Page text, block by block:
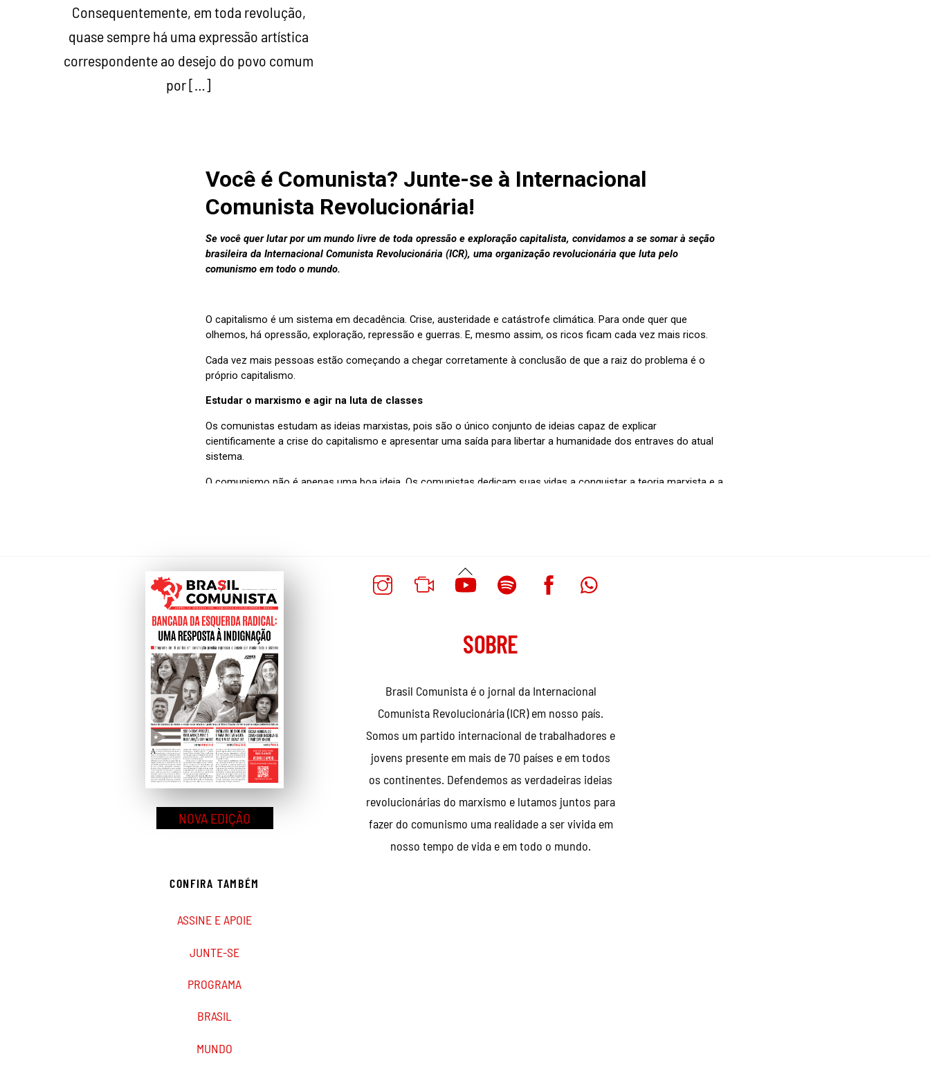
Consequentemente, em toda revolução,
quase sempre há uma expressão artística
correspondente ao desejo do povo comum
por […]
Voltar
Ao
NOVA EDIÇÃO
SOBRE
Brasil Comunista é o jornal da Internacional
Comunista Revolucionária (ICR) em nosso país.
Somos um partido internacional de trabalhadores e
jovens presente em mais de 70 países e em todos
os continentes. Defendemos as verdadeiras ideias
revolucionárias do marxismo e lutamos juntos para
fazer do comunismo uma realidade a ser vivida em
nosso tempo de vida e em todo o mundo.
CONFIRA TAMBÉM
ASSINE E APOIE
JUNTE-SE
PROGRAMA
BRASIL
MUNDO